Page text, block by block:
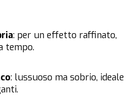
: per un effetto raffinato,
tempo.
: lussuoso ma sobrio, ideale